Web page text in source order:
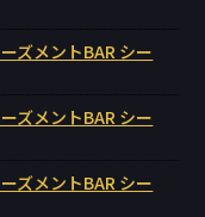
ズメントBAR シー
ズメントBAR シー
ズメントBAR シー